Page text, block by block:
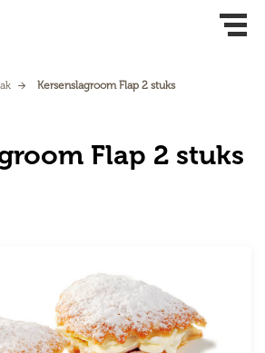
Kersenslagroom Flap 2 stuks
Flap 2 stuks